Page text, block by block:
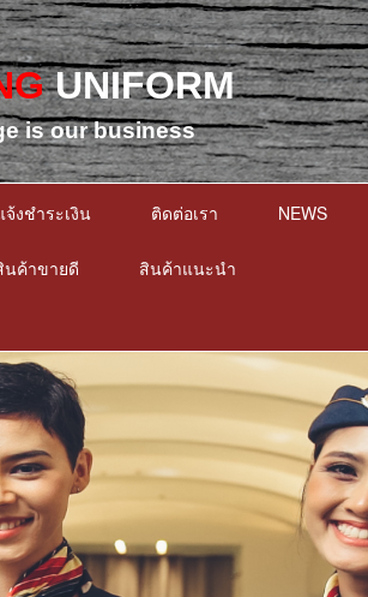
UNIFORM
is our business
จ้งชำระเงิน ติดต่อเรา NEWS
นค้าขายดี สินค้าแนะนำ